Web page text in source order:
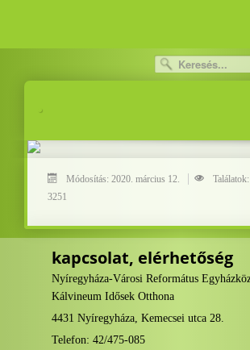
.
Módosítás: 2020. március 12.
Találatok:
3251
kapcsolat, elérhetőség
Nyíregyháza-Városi Református
Kálvineum Idősek Otthona
4431 Nyíregyháza, Kemecsei utca 28.
Telefon: 42/475-085